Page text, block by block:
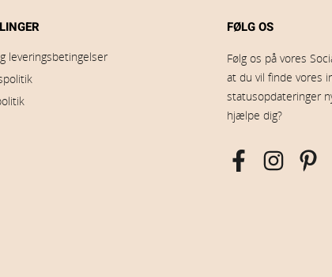
leveringsbetingelser
FØLG OS
Følg os på vores
at du vil finde vores
statusopdateringer
hjælpe dig?